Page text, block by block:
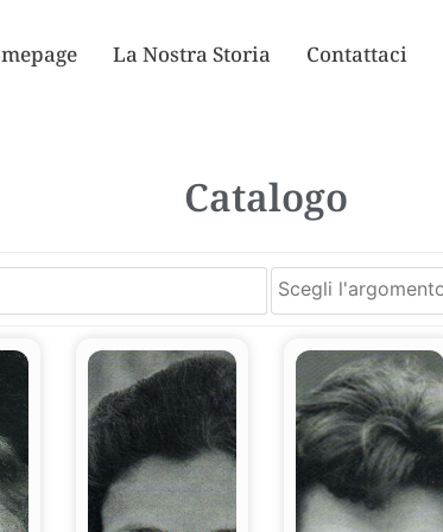
La Nostra Storia Contattaci
Catalogo